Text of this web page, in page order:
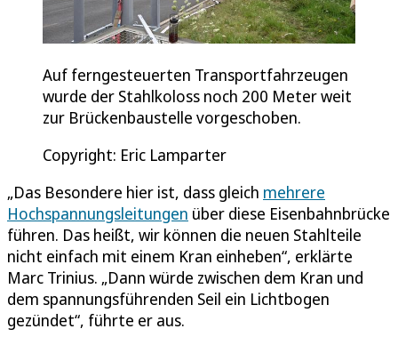
Auf ferngesteuerten Transportfahrzeugen
wurde der Stahlkoloss noch 200 Meter weit
zur Brückenbaustelle vorgeschoben.
Copyright: Eric Lamparter
„Das Besondere hier ist, dass gleich mehrere
Hochspannungsleitungen über diese Eisenbahnbrücke
führen. Das heißt, wir können die neuen Stahlteile
nicht einfach mit einem Kran einheben“, erklärte
Marc Trinius. „Dann würde zwischen dem Kran und
dem spannungsführenden Seil ein Lichtbogen
gezündet“, führte er aus.